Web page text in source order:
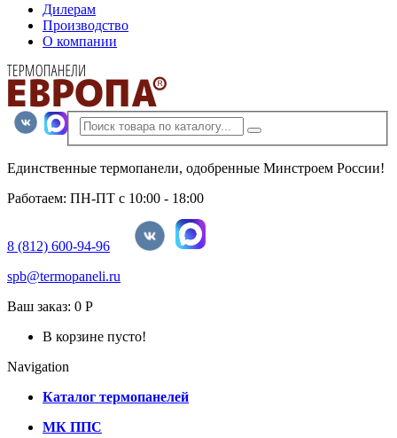
Дилерам
Производство
О компании
Единственные термопанели, одобренные Минстроем России!
Работаем: ПН-ПТ с 10:00 - 18:00
8 (812) 600-94-96
spb@termopaneli.ru
Ваш заказ: 0 Р
В корзине пусто!
Navigation
Каталог термопанелей
МК ППС